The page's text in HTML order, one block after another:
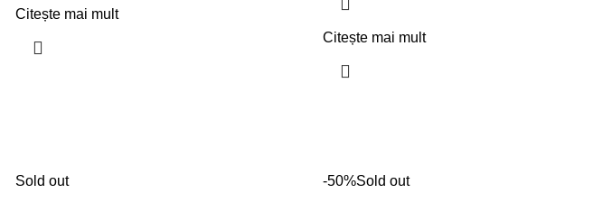
Citește mai mult
Citește mai mult
Sold out -50%Sold out